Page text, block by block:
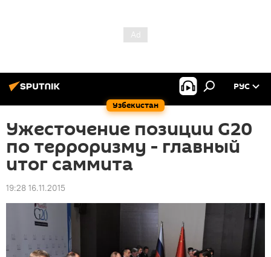
Узбекистан
РУС
Ужесточение позиции G20
по терроризму - главный
итог саммита
19:28 16.11.2015